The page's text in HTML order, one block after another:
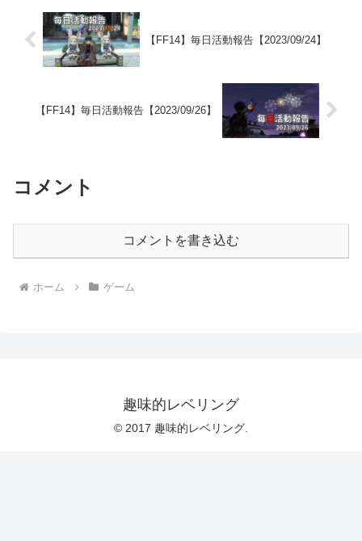
【FF14】毎日活動報告【2023/09/24】
【FF14】毎日活動報告【2023/09/26】
コメント
コメントを書き込む
ホーム ゲーム
趣味的レベリング
© 2017 趣味的レベリング.